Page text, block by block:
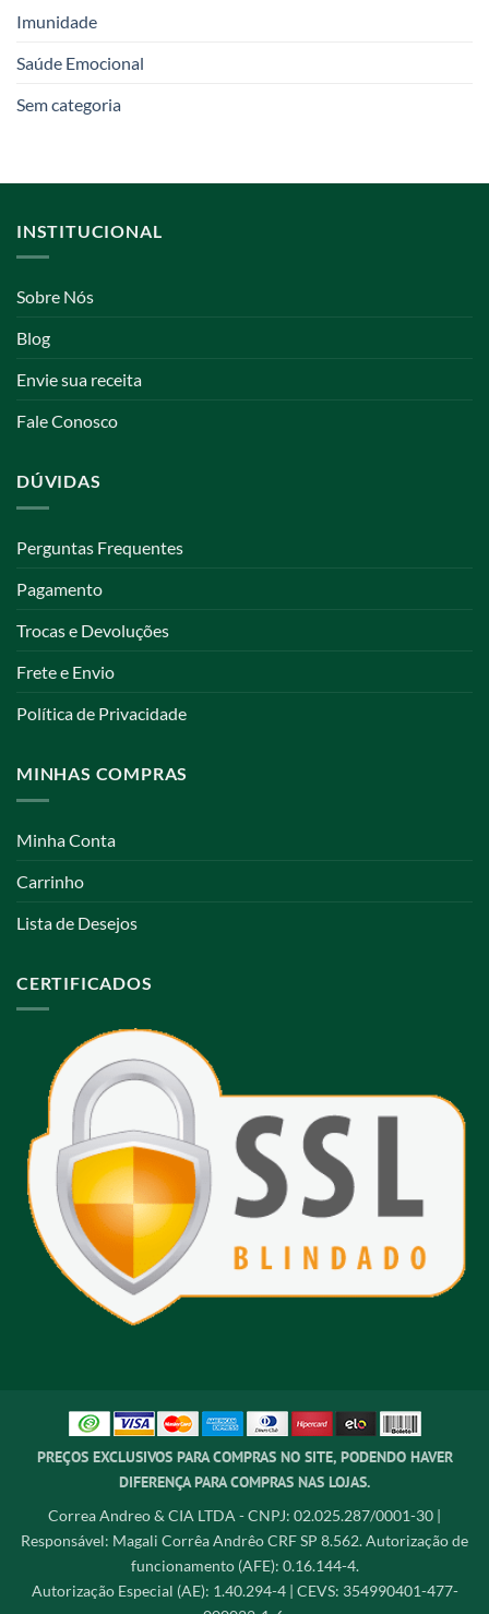
Imunidade
Saúde Emocional
Sem categoria
INSTITUCIONAL
Sobre Nós
Blog
Envie sua receita
Fale Conosco
DÚVIDAS
Perguntas Frequentes
Pagamento
Trocas e Devoluções
Frete e Envio
Política de Privacidade
MINHAS COMPRAS
Minha Conta
Carrinho
Lista de Desejos
CERTIFICADOS
PREÇOS EXCLUSIVOS PARA COMPRAS NO SITE, PODENDO HAVER
DIFERENÇA PARA COMPRAS NAS LOJAS.
Correa Andreo & CIA LTDA - CNPJ: 02.025.287/0001-30 |
Responsável: Magali Corrêa Andrêo CRF SP 8.562. Autorização de
funcionamento (AFE): 0.16.144-4.
Autorização Especial (AE): 1.40.294-4 | CEVS: 354990401-477-